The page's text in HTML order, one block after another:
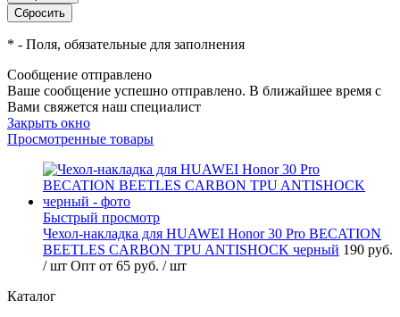
* - Поля, обязательные для заполнения
Сообщение отправлено
Ваше сообщение успешно отправлено. В ближайшее время с
Вами свяжется наш специалист
Закрыть окно
Просмотренные товары
Быстрый просмотр
Чехол-накладка для HUAWEI Honor 30 Pro BECATION
BEETLES CARBON TPU ANTISHOCK черный 190 руб.
/ шт Опт от 65 руб. / шт
Каталог